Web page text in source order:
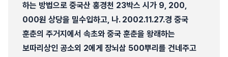
하는 방법으로 중국산 홍경천 23박스 시가 9, 200,
000원 상당을 밀수입하고, 나. 2002.11.27.경 중국
훈춘의 주거지에서 속초와 중국 훈춘을 왕래하는
보따리상인 공소외 2에게 장뇌삼 500뿌리를 건네주고